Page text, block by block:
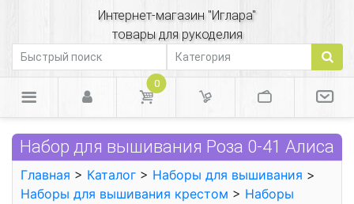
Интернет-магазин "Иглара"
товары для рукоделия
0
Набор для вышивания Роза 0-41 Алиса
Главная > Каталог > Наборы для вышивания >
Наборы для вышивания крестом > Наборы